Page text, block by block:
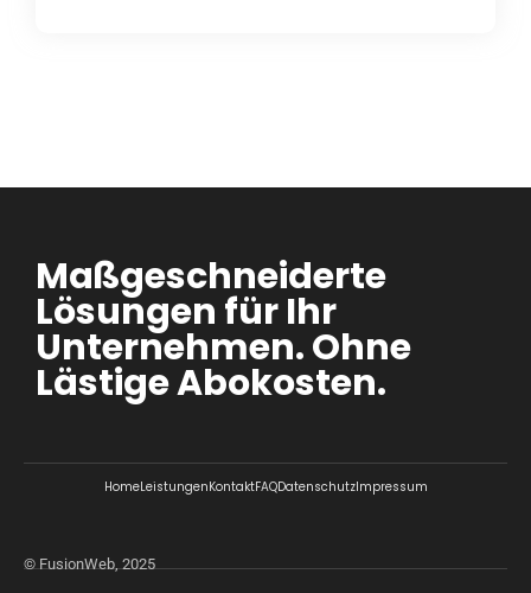
Maßgeschneiderte
Lösungen für Ihr
Unternehmen. Ohne
Lästige Abokosten.
HomeLeistungenKontaktFAQDatenschutzImpressum
© FusionWeb, 2025